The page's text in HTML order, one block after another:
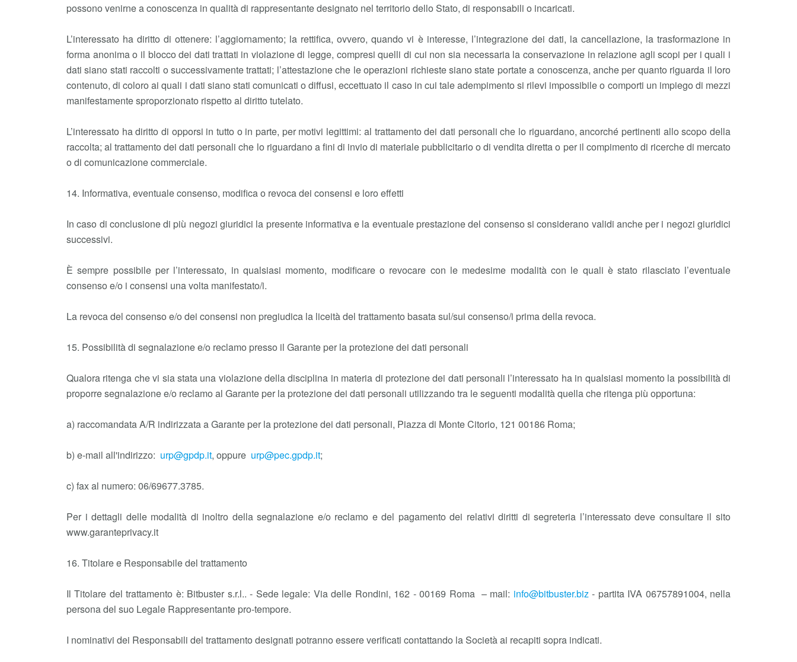
possono venirne a conoscenza in qualità di rappresentante designato nel territorio dello Stato, di responsabili o incaricati.
L’interessato ha diritto di ottenere: l’aggiornamento; la rettifica, ovvero, quando vi è interesse, l’integrazione dei dati, la cancellazione, la trasformazione in
forma anonima o il blocco dei dati trattati in violazione di legge, compresi quelli di cui non sia necessaria la conservazione in relazione agli scopi per i quali i
dati siano stati raccolti o successivamente trattati; l’attestazione che le operazioni richieste siano state portate a conoscenza, anche per quanto riguarda il loro
contenuto, di coloro ai quali i dati siano stati comunicati o diffusi, eccettuato il caso in cui tale adempimento si rilevi impossibile o comporti un impiego di mezzi
manifestamente sproporzionato rispetto al diritto tutelato.
L’interessato ha diritto di opporsi in tutto o in parte, per motivi legittimi: al trattamento dei dati personali che lo riguardano, ancorché pertinenti allo scopo della
raccolta; al trattamento dei dati personali che lo riguardano a fini di invio di materiale pubblicitario o di vendita diretta o per il compimento di ricerche di mercato
o di comunicazione commerciale.
14. Informativa, eventuale consenso, modifica o revoca dei consensi e loro effetti
In caso di conclusione di più negozi giuridici la presente informativa e la eventuale prestazione del consenso si considerano validi anche per i negozi giuridici
successivi.
È sempre possibile per l’interessato, in qualsiasi momento, modificare o revocare con le medesime modalità con le quali è stato rilasciato l’eventuale
consenso e/o i consensi una volta manifestato/i.
La revoca del consenso e/o dei consensi non pregiudica la liceità del trattamento basata sul/sui consenso/i prima della revoca.
15. Possibilità di segnalazione e/o reclamo presso il Garante per la protezione dei dati personali
Qualora ritenga che vi sia stata una violazione della disciplina in materia di protezione dei dati personali l’interessato ha in qualsiasi momento la possibilità di
proporre segnalazione e/o reclamo al Garante per la protezione dei dati personali utilizzando tra le seguenti modalità quella che ritenga più opportuna:
a) raccomandata A/R indirizzata a Garante per la protezione dei dati personali, Piazza di Monte Citorio, 121 00186 Roma;
b) e-mail all'indirizzo: urp@gpdp.it, oppure urp@pec.gpdp.it;
c) fax al numero: 06/69677.3785.
Per i dettagli delle modalità di inoltro della segnalazione e/o reclamo e del pagamento dei relativi diritti di segreteria l’interessato deve consultare il sito
www.garanteprivacy.it
16. Titolare e Responsabile del trattamento
Il Titolare del trattamento è: Bitbuster s.r.l.. - Sede legale: Via delle Rondini, 162 - 00169 Roma – mail: info@bitbuster.biz- partita IVA 06757891004, nella
persona del suo Legale Rappresentante pro-tempore.
I nominativi dei Responsabili del trattamento designati potranno essere verificati contattando la Società ai recapiti sopra indicati.